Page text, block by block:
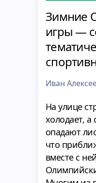
Зимние
игры —
Иван
На улице
холодает, а
опадают
что
вместе с